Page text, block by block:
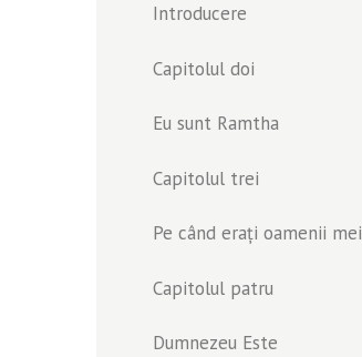
Introducere
Capitolul doi
Eu sunt Ramtha
Capitolul trei
Pe când erați oamenii mei
Capitolul patru
Dumnezeu Este